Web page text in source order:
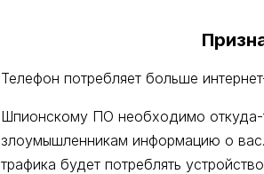
Телефон потребляет больше
Шпионскому ПО необходимо откуда-
злоумышленникам информацию о
трафика будет потреблять